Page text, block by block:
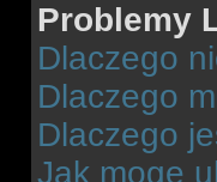
Problemy
Dlaczego
Dlaczego
Dlaczego
Jak mogę